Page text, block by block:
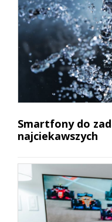
Smartfony do
najciekawszych